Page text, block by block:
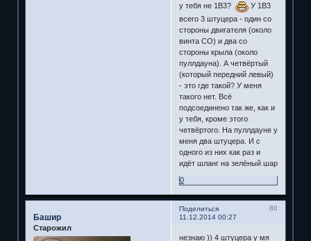
у тебя не 1В3?
У 1В3
всего 3 штуцера - один со
стороны двигателя (около
винта СО) и два со
стороны крыла (около
пуллдауна). А четвёртый
(который передний левый)
- это где такой? У меня
такого нет. Всё
подсоединено так же, как и
у тебя, кроме этого
четвёртого. На пуллдауне у
меня два штуцера. И с
одного из них как раз и
идёт шланг на зелёный шар
0
Поделиться
80
11.12.2014 00:27
Башир
Старожил
незнаю )) 4 штуцера у мя